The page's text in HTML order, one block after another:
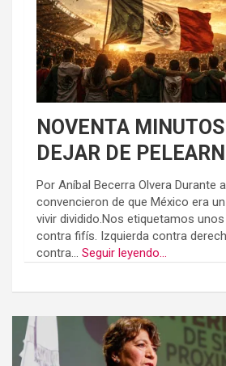
NOVENTA
DEJAR DE
Por Aníbal Becerra Olvera Durante
convencieron de que México era
vivir dividido.Nos etiquetamos
contra fifís. Izquierda contra
contra... Seguir leyendo...